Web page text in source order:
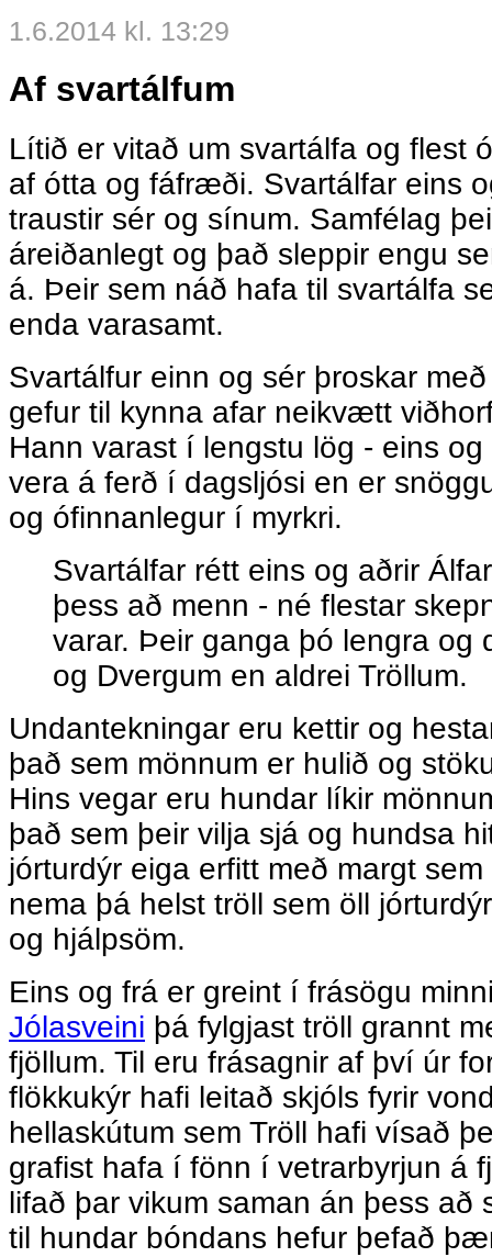
1.6.2014 kl. 13:29
Af svartálfum
Lítið er vitað um svartálfa og flest
af ótta og fáfræði. Svartálfar eins
traustir sér og sínum. Samfélag
áreiðanlegt og það sleppir engu
á. Þeir sem náð hafa til svartálfa
enda varasamt.
Svartálfur einn og sér þroskar
gefur til kynna afar neikvætt
Hann varast í lengstu lög - eins
vera á ferð í dagsljósi en er
og ófinnanlegur í myrkri.
Svartálfar rétt eins og aðrir
þess að menn - né flestar
varar. Þeir ganga þó lengra og
og Dvergum en aldrei Tröllum.
Undantekningar eru kettir og
það sem mönnum er hulið og
Hins vegar eru hundar líkir
það sem þeir vilja sjá og hundsa
jórturdýr eiga erfitt með margt
nema þá helst tröll sem öll
og hjálpsöm.
Eins og frá er greint í frásögu
Jólasveini þá fylgjast tröll grannt
fjöllum. Til eru frásagnir af því úr
flökkukýr hafi leitað skjóls fyrir
hellaskútum sem Tröll hafi vísað
grafist hafa í fönn í vetrarbyrjun á
lifað þar vikum saman án þess að
til hundar bóndans hefur þefað